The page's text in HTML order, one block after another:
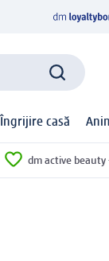
Îngrijire casă
dm active